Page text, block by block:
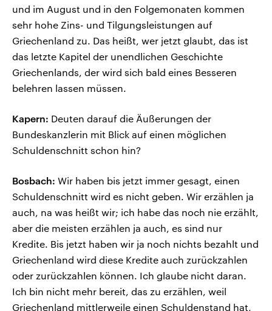
und im August und in den Folgemonaten kommen
sehr hohe Zins- und Tilgungsleistungen auf
Griechenland zu. Das heißt, wer jetzt glaubt, das ist
das letzte Kapitel der unendlichen Geschichte
Griechenlands, der wird sich bald eines Besseren
belehren lassen müssen.
Kapern: Deuten darauf die Äußerungen der
Bundeskanzlerin mit Blick auf einen möglichen
Schuldenschnitt schon hin?
Bosbach: Wir haben bis jetzt immer gesagt, einen
Schuldenschnitt wird es nicht geben. Wir erzählen ja
auch, na was heißt wir; ich habe das noch nie erzählt,
aber die meisten erzählen ja auch, es sind nur
Kredite. Bis jetzt haben wir ja noch nichts bezahlt und
Griechenland wird diese Kredite auch zurückzahlen
oder zurückzahlen können. Ich glaube nicht daran.
Ich bin nicht mehr bereit, das zu erzählen, weil
Griechenland mittlerweile einen Schuldenstand hat,